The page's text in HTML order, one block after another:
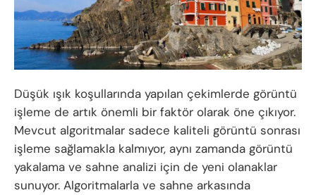
Düşük ışık koşullarında yapılan çekimlerde görüntü
işleme de artık önemli bir faktör olarak öne çıkıyor.
Mevcut algoritmalar sadece kaliteli görüntü sonrası
işleme sağlamakla kalmıyor, aynı zamanda görüntü
yakalama ve sahne analizi için de yeni olanaklar
sunuyor. Algoritmalarla ve sahne arkasında